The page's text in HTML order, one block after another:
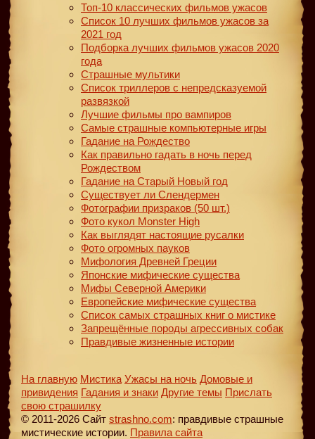
Топ-10 классических фильмов ужасов
Список 10 лучших фильмов ужасов за
2021 год
Подборка лучших фильмов ужасов 2020
года
Страшные мультики
Список триллеров с непредсказуемой
развязкой
Лучшие фильмы про вампиров
Самые страшные компьютерные игры
Гадание на Рождество
Как правильно гадать в ночь перед
Рождеством
Гадание на Старый Новый год
Существует ли Слендермен
Фотографии призраков (50 шт.)
Фото кукол Monster High
Как выглядят настоящие русалки
Фото огромных пауков
Мифология Древней Греции
Японские мифические существа
Мифы Северной Америки
Европейские мифические существа
Список самых страшных книг о мистике
Запрещённые породы агрессивных собак
Правдивые жизненные истории
На главную Мистика Ужасы на ночь Домовые и
привидения Гадания и знаки Другие темы Прислать
свою страшилку
© 2011-2026 Сайт strashno.com: правдивые страшные
мистические истории. Правила сайта